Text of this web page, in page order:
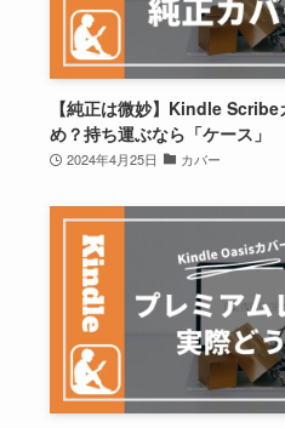
【純正は微妙】Kindle
め？持ち運ぶなら「ケース」
2024年4月25日 カバー